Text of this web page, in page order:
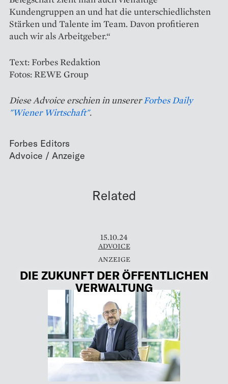
Kundengruppen an und hat die unterschiedlichsten
Stärken und Talente im Team. Davon profitieren
auch wir als Arbeitgeber.“
Text: Forbes Redaktion
Fotos: REWE Group
Diese Advoice erschien in unsererForbes Daily
"Wiener Wirtschaft".
Forbes Editors
Related
15.10.24
ADVOICE
DIE ZUKUNFT DER ÖFFENTLICHEN
VERWALTUNG